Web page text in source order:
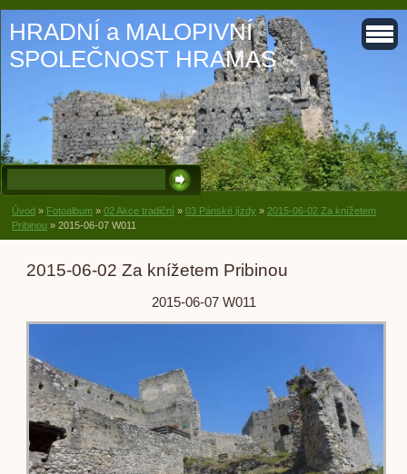
HRADNÍ a MALOPIVNÍ
SPOLEČNOST HRAMAS
Úvod » Fotoalbum » 02 Akce tradiční » 03 Pánské jízdy » 2015-06-02 Za knížetem
Pribinou » 2015-06-07 W011
2015-06-02 Za knížetem Pribinou
2015-06-07 W011